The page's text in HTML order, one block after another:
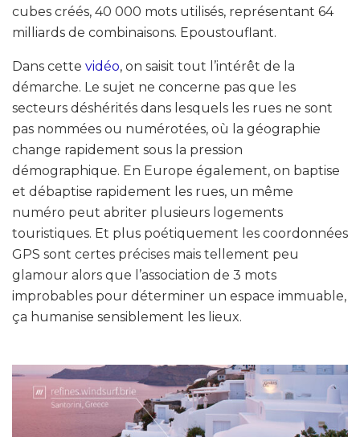
cubes créés, 40 000 mots utilisés, représentant 64
milliards de combinaisons. Epoustouflant.
Dans cette vidéo, on saisit tout l’intérêt de la
démarche. Le sujet ne concerne pas que les
secteurs déshérités dans lesquels les rues ne sont
pas nommées ou numérotées, où la géographie
change rapidement sous la pression
démographique. En Europe également, on baptise
et débaptise rapidement les rues, un même
numéro peut abriter plusieurs logements
touristiques. Et plus poétiquement les coordonnées
GPS sont certes précises mais tellement peu
glamour alors que l’association de 3 mots
improbables pour déterminer un espace immuable,
ça humanise sensiblement les lieux.